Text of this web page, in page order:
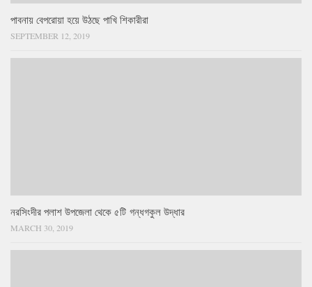
পাবনায় বেপরোয়া হয়ে উঠছে পাখি শিকারীরা
SEPTEMBER 12, 2019
নরসিংদীর পলাশ উপজেলা থেকে ৫টি গন্ধগকুল উদ্ধার
MARCH 30, 2019